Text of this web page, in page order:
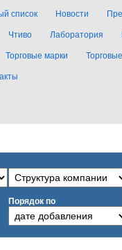
список Новости
Чтиво Лаборатория
Торговые марки
Порядок по